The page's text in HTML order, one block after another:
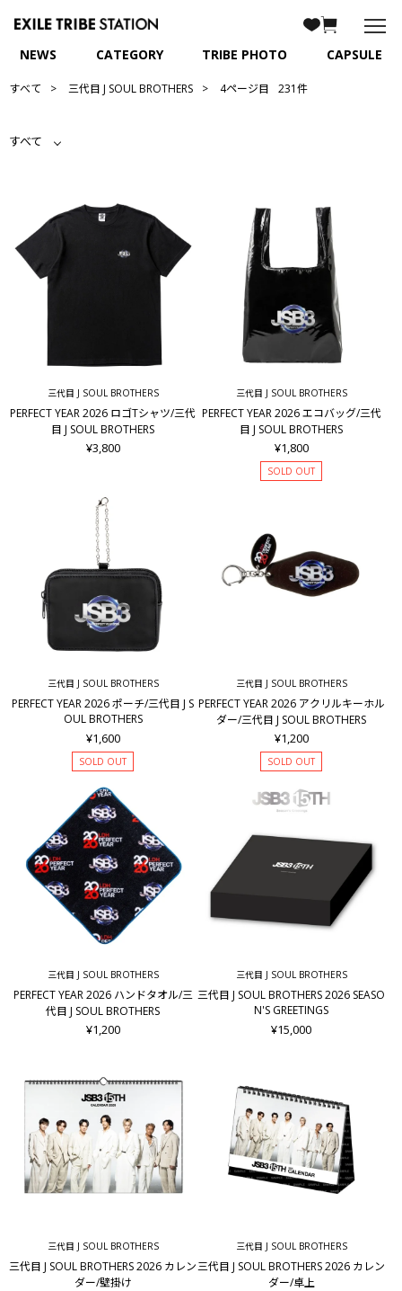
NEWS CATEGORY TRIBE PHOTO CAPSULE
すべて 三代目 J SOUL BROTHERS 4ページ目 231件
すべて
三代目 J SOUL BROTHERS
PERFECT YEAR 2026 ロゴTシャツ/三代
目 J SOUL BROTHERS
¥3,800
三代目 J SOUL BROTHERS
PERFECT YEAR 2026 エコバッグ/三代
目 J SOUL BROTHERS
¥1,800
SOLD OUT
三代目 J SOUL BROTHERS
PERFECT YEAR 2026 ポーチ/三代目 J S
OUL BROTHERS
¥1,600
SOLD OUT
三代目 J SOUL BROTHERS
PERFECT YEAR 2026 アクリルキーホル
ダー/三代目 J SOUL BROTHERS
¥1,200
SOLD OUT
三代目 J SOUL BROTHERS
PERFECT YEAR 2026 ハンドタオル/三
代目 J SOUL BROTHERS
¥1,200
三代目 J SOUL BROTHERS
三代目 J SOUL BROTHERS 2026 SEASO
N'S GREETINGS
¥15,000
三代目 J SOUL BROTHERS
三代目 J SOUL BROTHERS 2026 カレン
ダー/壁掛け
三代目 J SOUL BROTHERS
三代目 J SOUL BROTHERS 2026 カレン
ダー/卓上